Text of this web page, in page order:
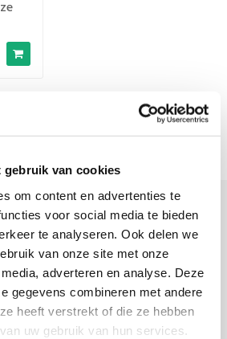
gebruik van cookies
om content en advertenties te
voor social media te bieden
te analyseren. Ook delen we
van onze site met onze
adverteren en analyse. Deze
gegevens combineren met andere
heeft verstrekt of die ze hebben
uw gebruik van hun services.
1
our newsletter
news and product offers via email
Subscribe